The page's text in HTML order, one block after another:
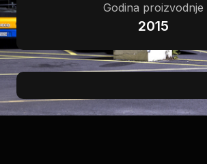
Godina proizvodnje
2015